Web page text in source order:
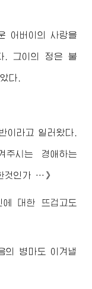
어버이 의 사랑을
. 그이의 정은 불
다.
이라고 일러왔다.
주시는 경애하는
것인가 …》
에 대한 뜨겁고도
의 병마도 이겨낼